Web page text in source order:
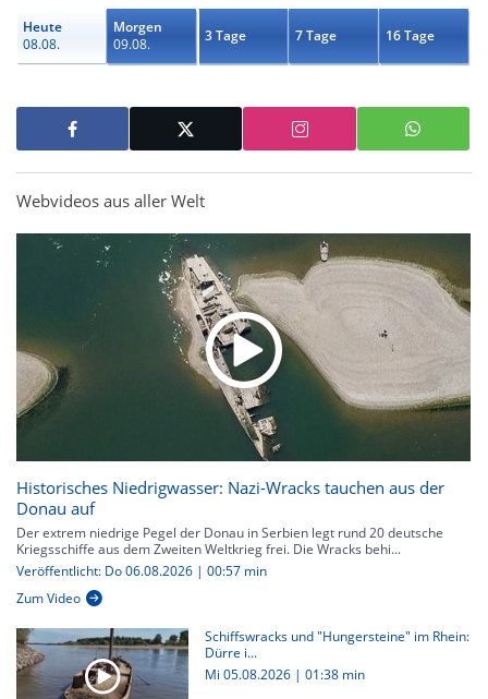
Heute
08.08.
Morgen
09.08.
3 Tage 7 Tage 16 Tage
Webvideos aus aller Welt
Historisches Niedrigwasser: Nazi-Wracks tauchen aus der
Donau auf
Der extrem niedrige Pegel der Donau in Serbien legt rund 20 deutsche
Kriegsschiffe aus dem Zweiten Weltkrieg frei. Die Wracks behi...
Veröffentlicht: Do 06.08.2026 | 00:57 min
Zum Video
Schiffswracks und "Hungersteine" im Rhein:
Dürre i...
Mi 05.08.2026 | 01:38 min